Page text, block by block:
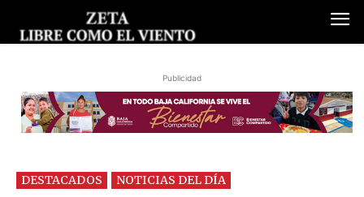
Publicidad
DESTACADOS NOTICIAS DEL DÍA